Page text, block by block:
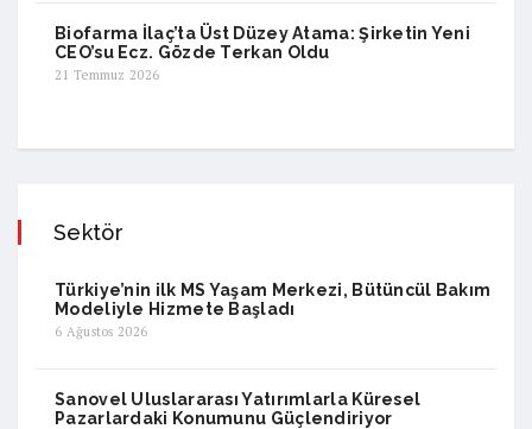
Biofarma İlaç’ta Üst Düzey Atama: Şirketin Yeni
CEO’su Ecz. Gözde Terkan Oldu
21 Temmuz 2026
Sektör
Türkiye’nin ilk MS Yaşam Merkezi, Bütüncül Bakım
Modeliyle Hizmete Başladı
6 Ağustos 2026
Sanovel Uluslararası Yatırımlarla Küresel
Pazarlardaki Konumunu Güçlendiriyor